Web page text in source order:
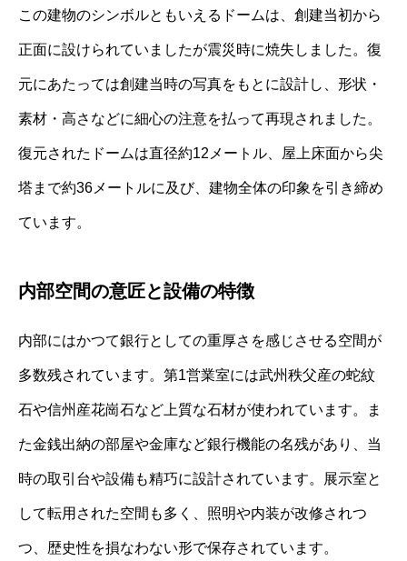
この建物のシンボルともいえるドームは、創建当初から
正面に設けられていましたが震災時に焼失しました。復
元にあたっては創建当時の写真をもとに設計し、形状・
素材・高さなどに細心の注意を払って再現されました。
復元されたドームは直径約12メートル、屋上床面から尖
塔まで約36メートルに及び、建物全体の印象を引き締め
ています。
内部空間の意匠と設備の特徴
内部にはかつて銀行としての重厚さを感じさせる空間が
多数残されています。第1営業室には武州秩父産の蛇紋
石や信州産花崗石など上質な石材が使われています。ま
た金銭出納の部屋や金庫など銀行機能の名残があり、当
時の取引台や設備も精巧に設計されています。展示室と
して転用された空間も多く、照明や内装が改修されつ
つ、歴史性を損なわない形で保存されています。